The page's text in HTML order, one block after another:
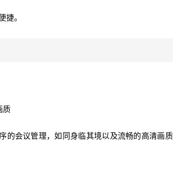
捷。
质
的会议管理，如同身临其境以及流畅的高清画